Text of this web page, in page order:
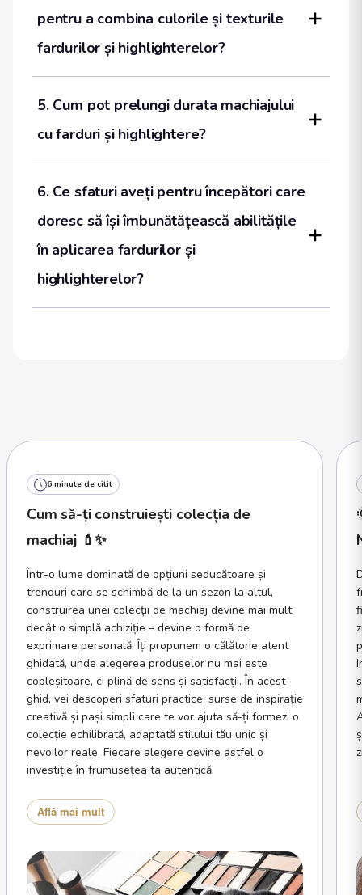
pentru a combina culorile și texturile
fardurilor și highlighterelor?
5. Cum pot prelungi durata machiajului
cu farduri și highlightere?
6. Ce sfaturi aveți pentru începători care
doresc să își îmbunătățească abilitățile
în aplicarea fardurilor și
highlighterelor?
6 minute de citit
Cum să-ți construiești colecția de
machiaj 💄✨
Într-o lume dominată de opțiuni seducătoare și
trenduri care se schimbă de la un sezon la altul,
construirea unei colecții de machiaj devine mai mult
decât o simplă achiziție – devine o formă de
exprimare personală. Îți propunem o călătorie atent
ghidată, unde alegerea produselor nu mai este
copleșitoare, ci plină de sens și satisfacții. În acest
ghid, vei descoperi sfaturi practice, surse de inspirație
creativă și pași simpli care te vor ajuta să-ți formezi o
colecție echilibrată, adaptată stilului tău unic și
nevoilor reale. Fiecare alegere devine astfel o
investiție în frumusețea ta autentică.
Află mai mult